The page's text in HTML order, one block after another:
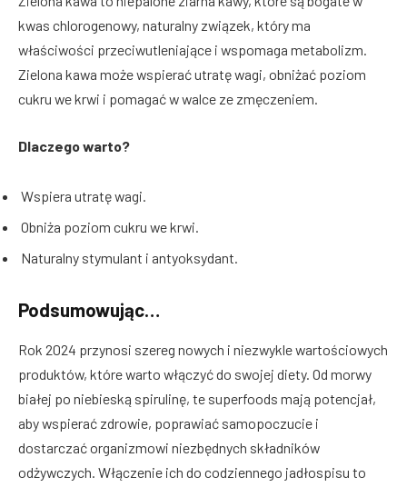
kwas chlorogenowy, naturalny związek, który ma
właściwości przeciwutleniające i wspomaga metabolizm.
Zielona kawa może wspierać utratę wagi, obniżać poziom
cukru we krwi i pomagać w walce ze zmęczeniem.
Dlaczego warto?
Wspiera utratę wagi.
Obniża poziom cukru we krwi.
Naturalny stymulant i antyoksydant.
Podsumowując…
Rok 2024 przynosi szereg nowych i niezwykle wartościowych
produktów, które warto włączyć do swojej diety. Od morwy
białej po niebieską spirulinę, te superfoods mają potencjał,
aby wspierać zdrowie, poprawiać samopoczucie i
dostarczać organizmowi niezbędnych składników
odżywczych. Włączenie ich do codziennego jadłospisu to